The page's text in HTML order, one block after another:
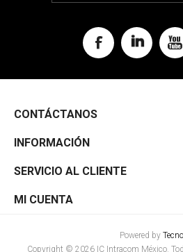
CONTÁCTANOS
INFORMACIÓN
SERVICIO AL CLIENTE
MI CUENTA
Powered by
Copyright © 2026 IC Intracom México.